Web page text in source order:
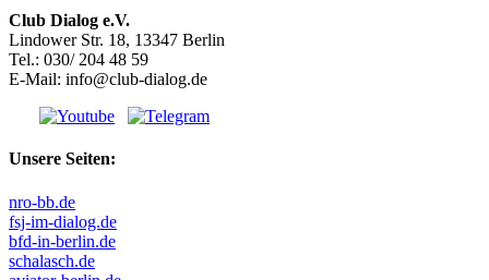
Club Dialog e.V.
Lindower Str. 18, 13347 Berlin
Tel.: 030/ 204 48 59
E-Mail: info@club-dialog.de
Unsere Seiten:
nro-bb.de
fsj-im-dialog.de
bfd-in-berlin.de
schalasch.de